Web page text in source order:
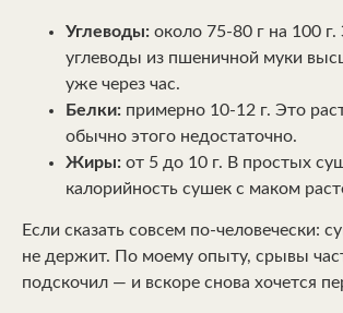
Углеводы: около 75-80 г на 100
углеводы из пшеничной муки
уже через час.
Белки: примерно 10-12 г. Это
обычно этого недостаточно.
Жиры: от 5 до 10 г. В простых
калорийность сушек с маком
Если сказать совсем по-человечески:
не держит. По моему опыту, срывы
подскочил — и вскоре снова хочется